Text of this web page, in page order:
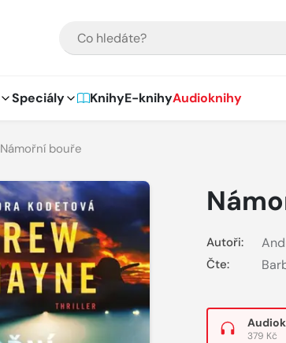
Speciály KnihyE-knihyAudioknihy
Námořní bouře
Autoři:
Čte:
379 Kč